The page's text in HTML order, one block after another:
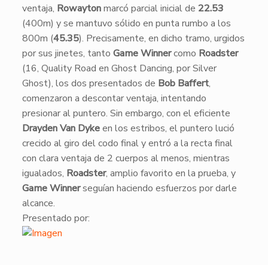
ventaja, Rowaytonmarcó parcial inicial de 22.53
(400m) y se mantuvo sólido en punta rumbo a los
800m (45.35). Precisamente, en dicho tramo, urgidos
por sus jinetes, tanto Game Winnercomo Roadster
(16, Quality Road en Ghost Dancing, por Silver
Ghost), los dos presentados de Bob Baffert,
comenzaron a descontar ventaja, intentando
presionar al puntero. Sin embargo, con el eficiente
Drayden Van Dykeen los estribos, el puntero lució
crecido al giro del codo final y entró a la recta final
con clara ventaja de 2 cuerpos al menos, mientras
igualados, Roadster, amplio favorito en la prueba, y
Game Winnerseguían haciendo esfuerzos por darle
alcance.
Presentado por: